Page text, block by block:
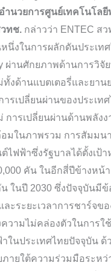
ำนวยการศูนย์เทคโนโลยี
ทช.กล่าวว่า ENTEC ส
นึ่งในการผลักดันประเทศ
ผ่านศักยภาพด้านการวิ
งด้านแบตเตอรี่และยาน
ารเปลี่ยนผ่านของประเท
การเปลี่ยนผ่านด้านพลัง
มในภาพรวม การสัมมน
ไฟฟ้าซึ่งรัฐบาลได้ตั้งเป้า
คัน ในอีกสี่ปีข้างหน้
น ในปี 2030 ซึ่งปัจจุบันมี
ะระยะเวลาการชาร์จข
ความไม่คล่องตัวในการใ
ในประเทศไทยปัจจุบัน ด้
ภายใต้ความร่วมมือระหว่